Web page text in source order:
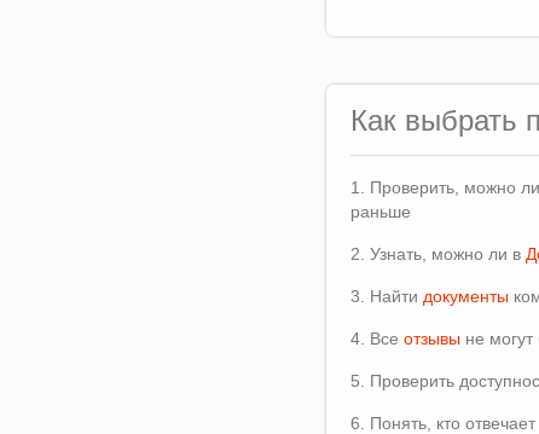
Как выбрать
1. Проверить, можно
раньше
2. Узнать, можно ли в
3. Найти документы
4. Все отзывы не
5. Проверить
6. Понять, кто